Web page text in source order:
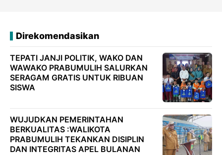
Direkomendasikan
TEPATI JANJI POLITIK, WAKO DAN
WAWAKO PRABUMULIH SALURKAN
SERAGAM GRATIS UNTUK RIBUAN
SISWA
WUJUDKAN PEMERINTAHAN
BERKUALITAS :WALIKOTA
PRABUMULIH TEKANKAN DISIPLIN
DAN INTEGRITAS APEL BULANAN